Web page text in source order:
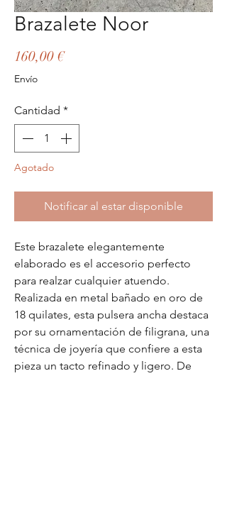
Brazalete Noor
160,00 €Precio
Envío
Cantidad *
Agotado
Notificar al estar disponible
Este brazalete elegantemente
elaborado es el accesorio perfecto
para realzar cualquier atuendo.
Realizada en metal bañado en oro de
18 quilates, esta pulsera ancha destaca
por su ornamentación de filigrana, una
técnica de joyería que confiere a esta
pieza un tacto refinado y ligero. De